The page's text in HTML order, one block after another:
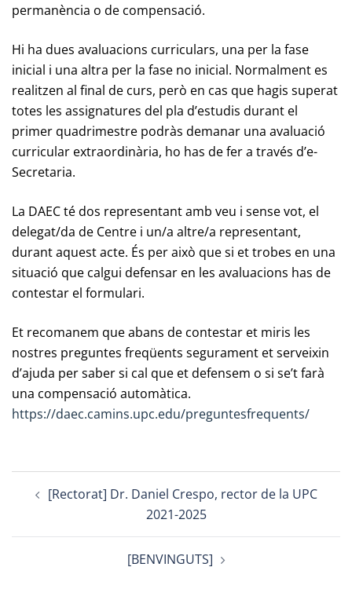
permanència o de compensació.
Hi ha dues avaluacions curriculars, una per la fase
inicial i una altra per la fase no inicial. Normalment es
realitzen al final de curs, però en cas que hagis superat
totes les assignatures del pla d’estudis durant el
primer quadrimestre podràs demanar una avaluació
curricular extraordinària, ho has de fer a través d’e-
Secretaria.
La DAEC té dos representant amb veu i sense vot, el
delegat/da de Centre i un/a altre/a representant,
durant aquest acte. És per això que si et trobes en una
situació que calgui defensar en les avaluacions has de
contestar el formulari.
Et recomanem que abans de contestar et miris les
nostres preguntes freqüents segurament et serveixin
d’ajuda per saber si cal que et defensem o si se’t farà
una compensació automàtica.
https://daec.camins.upc.edu/preguntesfrequents/
navigation
[Rectorat] Dr. Daniel Crespo, rector de la UPC
2021-2025
[BENVINGUTS]